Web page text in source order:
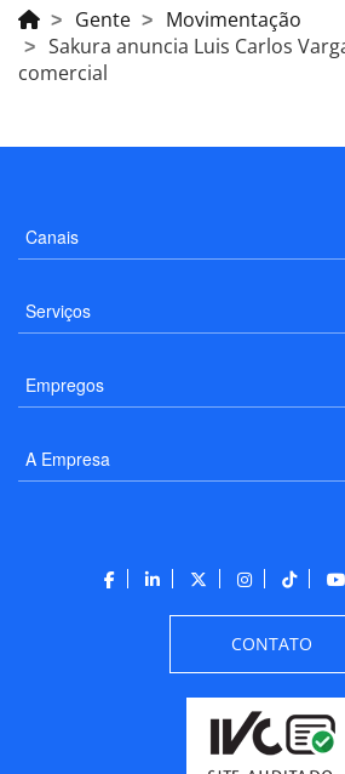
Gente
Movimentação
Sakura anuncia Luis Carlos
comercial
Canais
Serviços
Empregos
A Empresa
CONTATO